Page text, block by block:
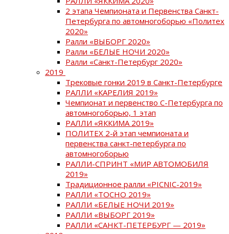
2 этапа Чемпионата и Первенства Санкт-
Петербурга по автомногоборью «Политех
2020»
Ралли «ВЫБОРГ 2020»
Ралли «БЕЛЫЕ НОЧИ 2020»
Ралли «Санкт-Петербург 2020»
2019
Трековые гонки 2019 в Санкт-Петербурге
РАЛЛИ «КАРЕЛИЯ 2019»
Чемпионат и первенство С-Петербурга по
автомногоборью, 1 этап
РАЛЛИ «ЯККИМА 2019»
ПОЛИТЕХ 2-й этап чемпионата и
первенства санкт-петербурга по
автомногоборью
РАЛЛИ-СПРИНТ «МИР АВТОМОБИЛЯ
2019»
Традиционное ралли «PICNIC-2019»
РАЛЛИ «ТОСНО 2019»
РАЛЛИ «БЕЛЫЕ НОЧИ 2019»
РАЛЛИ «ВЫБОРГ 2019»
РАЛЛИ «САНКТ-ПЕТЕРБУРГ — 2019»